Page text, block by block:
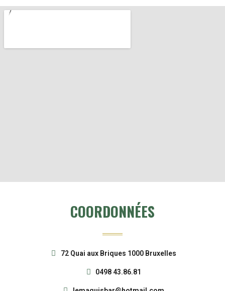
COORDONNÉES
72 Quai aux Briques 1000 Bruxelles
0498 43.86.81